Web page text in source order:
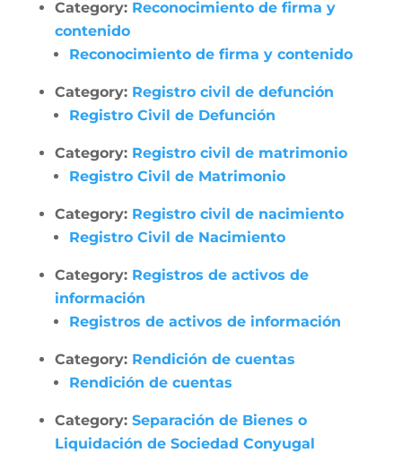
Category: Reconocimiento de firma y
contenido
Reconocimiento de firma y contenido
Category: Registro civil de defunción
Registro Civil de Defunción
Category: Registro civil de matrimonio
Registro Civil de Matrimonio
Category: Registro civil de nacimiento
Registro Civil de Nacimiento
Category: Registros de activos de
información
Registros de activos de información
Category: Rendición de cuentas
Rendición de cuentas
Category: Separación de Bienes o
Liquidación de Sociedad Conyugal